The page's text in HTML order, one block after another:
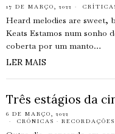
17 DE MARÇO, 2022
Heard melodies are sweet,
Keats Estamos num sonho
coberta por um manto…
LER MAIS
Três estágios da
6 DE MARÇO, 2022
CRÓNICAS ·